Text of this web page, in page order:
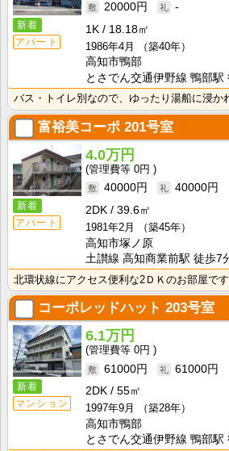
新着
アパート
20000円
-
1K
18.18㎡
1986年4月
（築40年）
高知市鴨部
とさでん交通伊野線 鴨部駅
富裕美コーポ 201号室
新着
アパート
4.0万円
0円
40000円
40000円
2DK
39.6㎡
1981年2月
（築45年）
高知市塚ノ原
土讃線 高知商業前駅 徒歩7
コーポレッドハット 203号室
新着
マンション
6.1万円
0円
61000円
61000円
2DK
55㎡
1997年9月
（築28年）
高知市鴨部
とさでん交通伊野線 鴨部駅